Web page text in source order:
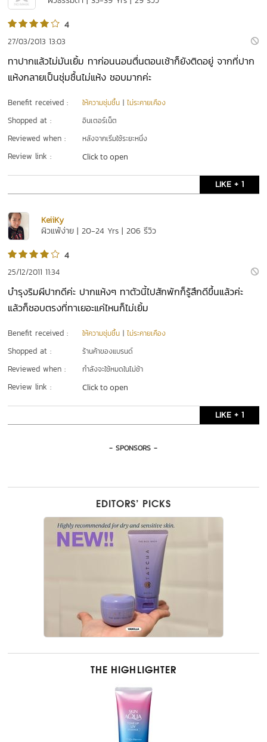
4
27/03/2013 13:03
ทาปากแล้วไม่มันเยิ้ม ทาก่อนนอนตื่นตอนเช้าก็ยังติดอยู่ จากที่ปาก
แห้งกลายเป็นชุ่มชื้นไม่แห้ง ชอบมากค่ะ
Benefit received : ให้ความชุ่มชื้น |ไม่ระคายเคือง
Shopped at : อินเตอร์เน็ต
Reviewed when : หลังจากเริ่มใช้ระยะหนึ่ง
Review link : Click to open
LIKE + 1
KeiiKy
ผิวแพ้ง่าย | 20-24 Yrs | 206 รีวิว
4
25/12/2011 11:34
บำรุงริมผีปากดีค่ะ ปากแห้งๆ ทาตัวนี้ไปสักพักก็รู้สึกดีขึ้นแล้วค่ะ
แล้วก็ชอบตรงที่ทาเยอะแค่ไหนก็ไม่เยิ้ม
Benefit received : ให้ความชุ่มชื้น |ไม่ระคายเคือง
Shopped at : ร้านค้าของแบรนด์
Reviewed when : กำลังจะใช้หมดในไม่ช้า
Review link : Click to open
LIKE + 1
- SPONSORS -
EDITORS’ PICKS
THE HIGHLIGHTER